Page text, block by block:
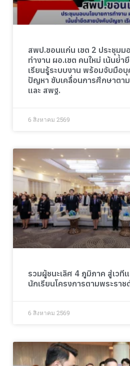
สพป.ขอนแก่น เขต 2 ประชุมม
ทำงาน ผอ.เขต คนใหม่ เน้นย้
เรียนรู้ระบบงาน พร้อมจับมือ
ปัญหา ขับเคลื่อนการศึกษาตา
และ สพฐ.
6 สิงหาคม 2569
รวมผู้ชนะเลิศ 4 ภูมิภาค สู่เวที
นักเรียนโครงการตามพระรา
6 สิงหาคม 2569